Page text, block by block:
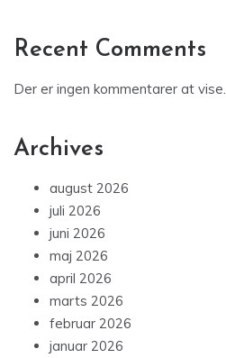
Recent Comments
Der er ingen kommentarer at vise.
Archives
august 2026
juli 2026
juni 2026
maj 2026
april 2026
marts 2026
februar 2026
januar 2026